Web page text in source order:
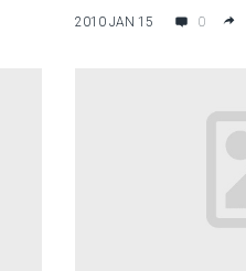
2010 JAN 15 0